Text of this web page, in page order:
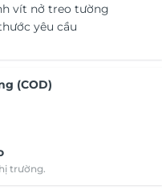
vít nở treo tường
yêu cầu
(COD)
trường.